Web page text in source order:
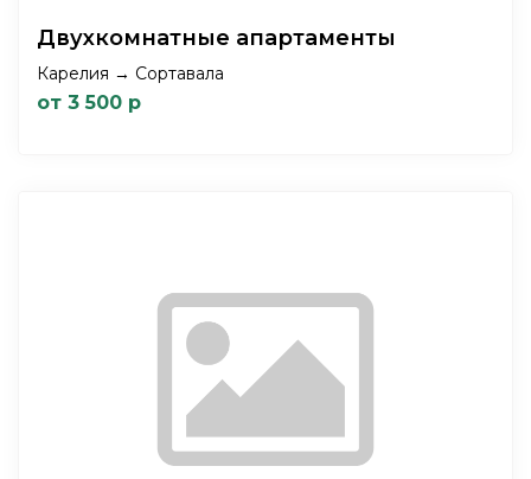
Двухкомнатные апартаменты
Карелия → Сортавала
от 3 500 р